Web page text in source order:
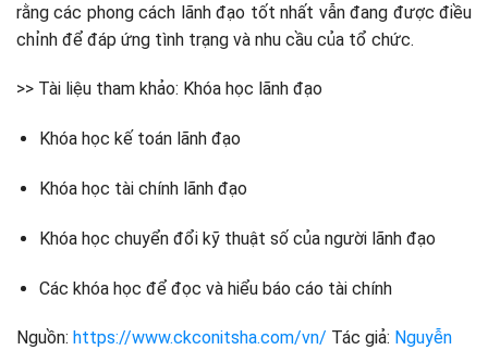
rằng các phong cách lãnh đạo tốt nhất vẫn đang được điều
chỉnh để đáp ứng tình trạng và nhu cầu của tổ chức.
>> Tài liệu tham khảo: Khóa học lãnh đạo
Khóa học kế toán lãnh đạo
Khóa học tài chính lãnh đạo
Khóa học chuyển đổi kỹ thuật số của người lãnh đạo
Các khóa học để đọc và hiểu báo cáo tài chính
Nguồn: https://www.ckconitsha.com/vn/ Tác giả: Nguyễn